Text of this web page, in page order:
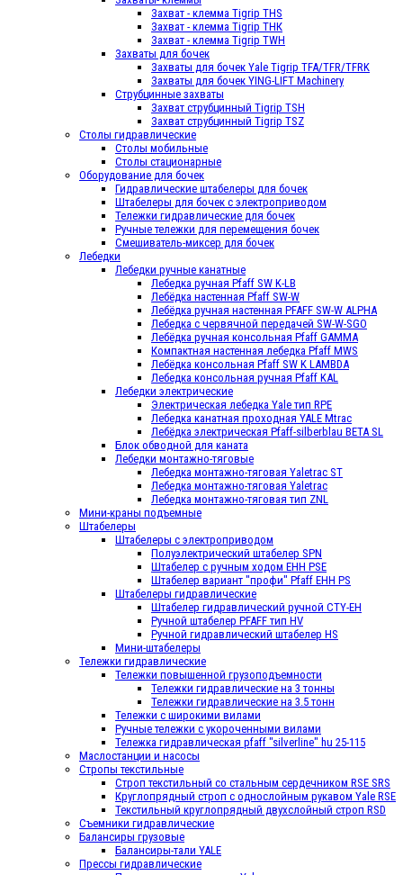
Захват - клемма Tigrip THS
Захват - клемма Tigrip THК
Захват - клемма Tigrip TWH
Захваты для бочек
Захваты для бочек Yale Tigrip TFA/TFR/TFRK
Захваты для бочек YING-LIFT Machinery
Струбцинные захваты
Захват струбцинный Tigrip TSH
Захват струбцинный Tigrip TSZ
Столы гидравлические
Столы мобильные
Столы стационарные
Оборудование для бочек
Гидравлические штабелеры для бочек
Штабелеры для бочек с электроприводом
Тележки гидравлические для бочек
Ручные тележки для перемещения бочек
Смешиватель-миксер для бочек
Лебедки
Лебедки ручные канатные
Лебедка ручная Pfaff SW K-LB
Лебёдка настенная Pfaff SW-W
Лебёдка ручная настенная PFAFF SW-W ALPHA
Лебедка с червячной передачей SW-W-SGO
Лебёдка ручная консольная Pfaff GAMMA
Компактная настенная лебедка Pfaff МWS
Лебёдка консольная Pfaff SW K LAMBDA
Лебедка консольная ручная Pfaff KAL
Лебедки электрические
Электрическая лебедка Yale тип RPE
Лебедка канатная проходная YALE Mtrac
Лебёдка электрическая Pfaff-silberblau BETA SL
Блок обводной для каната
Лебедки монтажно-тяговые
Лебедка монтажно-тяговая Yaletrac ST
Лебедка монтажно-тяговая Yaletrac
Лебедка монтажно-тяговая тип ZNL
Мини-краны подъемные
Штабелеры
Штабелеры с электроприводом
Полуэлектрический штабелер SPN
Штабелер с ручным ходом EHH PSE
Штабелер вариант "профи" Pfaff EHH PS
Штабелеры гидравлические
Штабелер гидравлический ручной CTY-EH
Ручной штабелер PFAFF тип HV
Ручной гидравлический штабелер HS
Мини-штабелеры
Тележки гидравлические
Тележки повышенной грузоподъемности
Тележки гидравлические на 3 тонны
Тележки гидравлические на 3.5 тонн
Тележки с широкими вилами
Ручные тележки с укороченными вилами
Тележка гидравлическая pfaff "silverline" hu 25-115
Маслостанции и насосы
Стропы текстильные
Строп текстильный со стальным сердечником RSE SRS
Круглопрядный строп с однослойным рукавом Yale RSЕ
Текстильный круглопрядный двухслойный строп RSD
Съемники гидравлические
Балансиры грузовые
Балансиры-тали YALE
Прессы гидравлические